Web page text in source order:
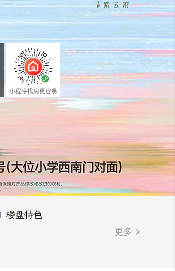
楼盘特色
更多